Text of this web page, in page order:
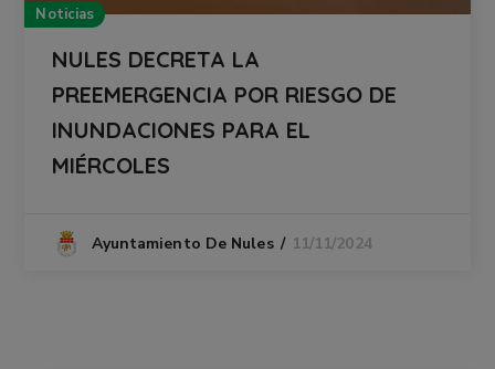
Noticias
NULES DECRETA LA
PREEMERGENCIA POR RIESGO DE
INUNDACIONES PARA EL
MIÉRCOLES
Ayuntamiento De Nules 11/11/2024